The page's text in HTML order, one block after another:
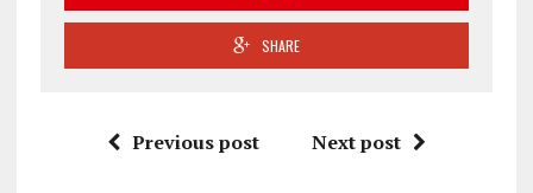
SHARE
Previous post Next post